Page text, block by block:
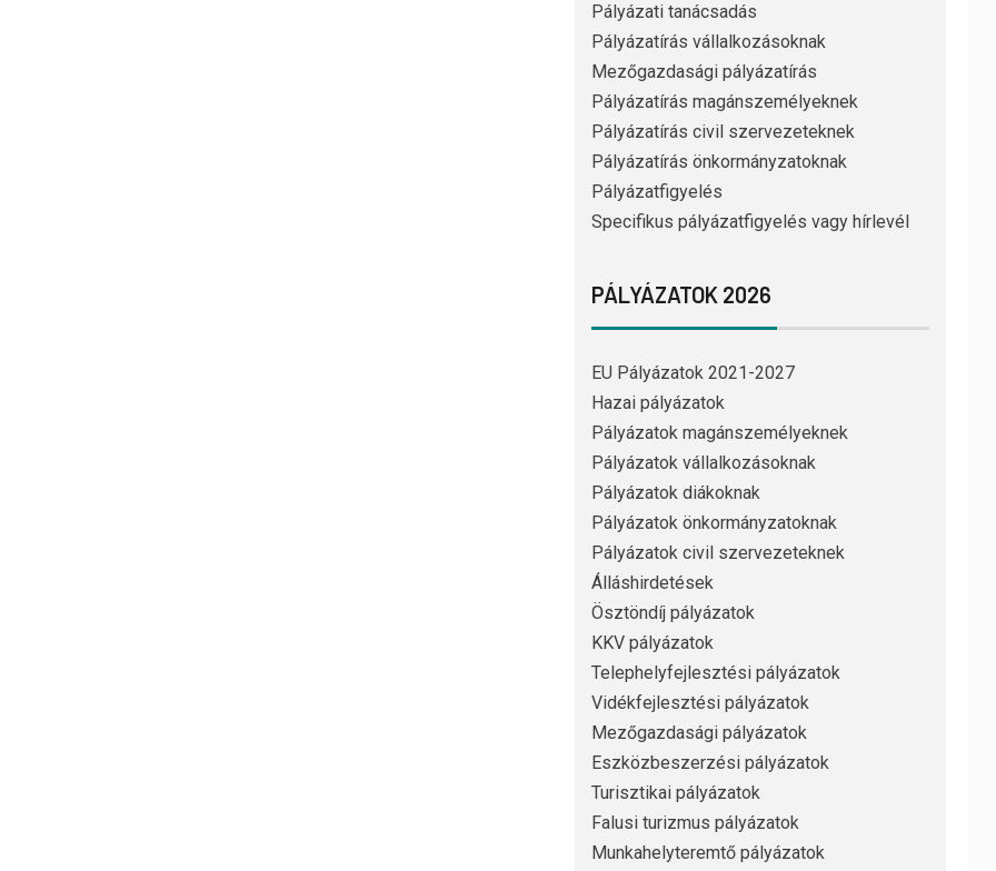
Pályázati tanácsadás
Pályázatírás vállalkozásoknak
Mezőgazdasági pályázatírás
Pályázatírás magánszemélyeknek
Pályázatírás civil szervezeteknek
Pályázatírás önkormányzatoknak
Pályázatfigyelés
Specifikus pályázatfigyelés vagy hírlevél
PÁLYÁZATOK 2026
EU Pályázatok 2021-2027
Hazai pályázatok
Pályázatok magánszemélyeknek
Pályázatok vállalkozásoknak
Pályázatok diákoknak
Pályázatok önkormányzatoknak
Pályázatok civil szervezeteknek
Álláshirdetések
Ösztöndíj pályázatok
KKV pályázatok
Telephelyfejlesztési pályázatok
Vidékfejlesztési pályázatok
Mezőgazdasági pályázatok
Eszközbeszerzési pályázatok
Turisztikai pályázatok
Falusi turizmus pályázatok
Munkahelyteremtő pályázatok